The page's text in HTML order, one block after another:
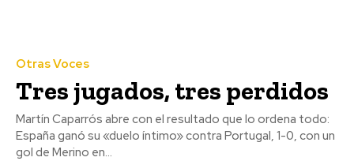
Otras Voces
Tres jugados, tres perdidos
Martín Caparrós abre con el resultado que lo ordena todo:
España ganó su «duelo íntimo» contra Portugal, 1-0, con un
gol de Merino en...